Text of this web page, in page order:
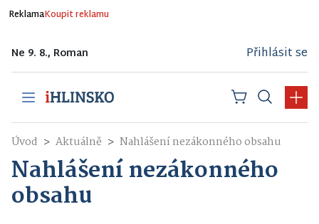
ReklamaKoupit reklamu
Ne 9. 8., Roman Přihlásit se
Úvod Aktuálně Nahlášení nezákonného obsahu
Nahlášení nezákonného
obsahu